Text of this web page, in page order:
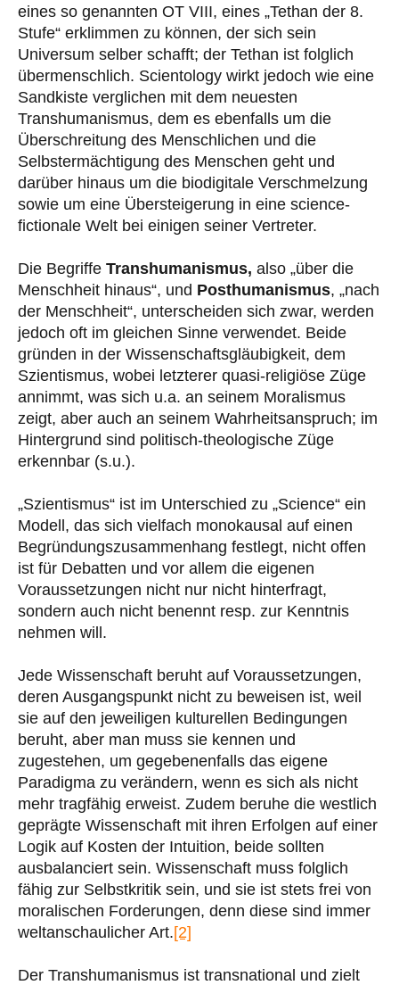
eines so genannten OT VIII, eines „Tethan der 8.
Stufe“ erklimmen zu können, der sich sein
Universum selber schafft; der Tethan ist folglich
übermenschlich. Scientology wirkt jedoch wie eine
Sandkiste verglichen mit dem neuesten
Transhumanismus, dem es ebenfalls um die
Überschreitung des Menschlichen und die
Selbstermächtigung des Menschen geht und
darüber hinaus um die biodigitale Verschmelzung
sowie um eine Übersteigerung in eine science-
fictionale Welt bei einigen seiner Vertreter.
Die Begriffe Transhumanismus, also „über die
Menschheit hinaus“, und Posthumanismus, „nach
der Menschheit“, unterscheiden sich zwar, werden
jedoch oft im gleichen Sinne verwendet. Beide
gründen in der Wissenschaftsgläubigkeit, dem
Szientismus, wobei letzterer quasi-religiöse Züge
annimmt, was sich u.a. an seinem Moralismus
zeigt, aber auch an seinem Wahrheitsanspruch; im
Hintergrund sind politisch-theologische Züge
erkennbar (s.u.).
„Szientismus“ ist im Unterschied zu „Science“ ein
Modell, das sich vielfach monokausal auf einen
Begründungszusammenhang festlegt, nicht offen
ist für Debatten und vor allem die eigenen
Voraussetzungen nicht nur nicht hinterfragt,
sondern auch nicht benennt resp. zur Kenntnis
nehmen will.
Jede Wissenschaft beruht auf Voraussetzungen,
deren Ausgangspunkt nicht zu beweisen ist, weil
sie auf den jeweiligen kulturellen Bedingungen
beruht, aber man muss sie kennen und
zugestehen, um gegebenenfalls das eigene
Paradigma zu verändern, wenn es sich als nicht
mehr tragfähig erweist. Zudem beruhe die westlich
geprägte Wissenschaft mit ihren Erfolgen auf einer
Logik auf Kosten der Intuition, beide sollten
ausbalanciert sein. Wissenschaft muss folglich
fähig zur Selbstkritik sein, und sie ist stets frei von
moralischen Forderungen, denn diese sind immer
weltanschaulicher Art.[2]
Der Transhumanismus ist transnational und zielt